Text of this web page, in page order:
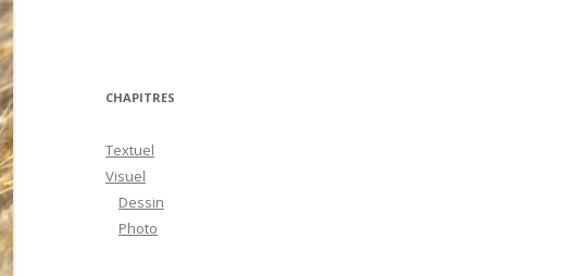
CHAPITRES
Textuel
Visuel
Dessin
Photo